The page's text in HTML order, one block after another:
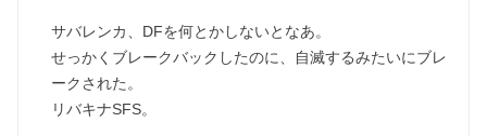
サバレンカ、DFを何とかしないとなあ。
せっかくブレークバックしたのに、自滅するみたいにブレ
ークされた。
リバキナSFS。